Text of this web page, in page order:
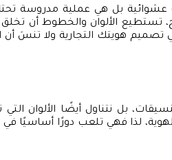
عشوائية بل هي عملية مدروسة
تستطيع الألوان والخطوط أن تخلق
تصميم هويتك التجارية ولا تنسَ أن
بل نتناول أيضًا الألوان
لذا فهي تلعب دورًا أساسيًا في